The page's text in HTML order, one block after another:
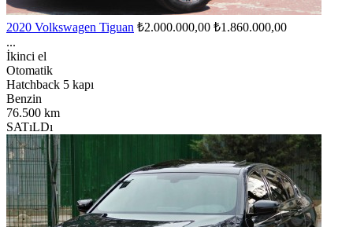
2020 Volkswagen Tiguan ₺2.000.000,00 ₺1.860.000,00
...
İkinci el
Otomatik
Hatchback 5 kapı
Benzin
76.500 km
SATıLDı